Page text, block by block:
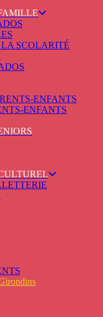
SCOLARITÉ
ENFANTS
ENFANTS